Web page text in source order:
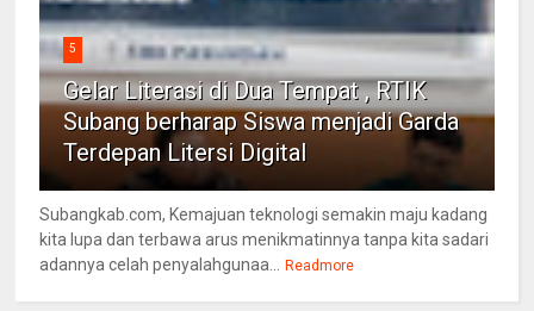
5
Gelar Literasi di Dua Tempat , RTIK
Subang berharap Siswa menjadi Garda
Terdepan Litersi Digital
Subangkab.com, Kemajuan teknologi semakin maju kadang
kita lupa dan terbawa arus menikmatinnya tanpa kita sadari
adannya celah penyalahgunaa... Readmore